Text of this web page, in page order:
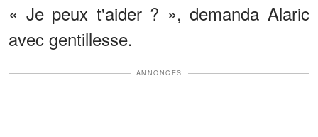
« Je peux t'aider ? », demanda Alaric
avec gentillesse.
ANNONCES